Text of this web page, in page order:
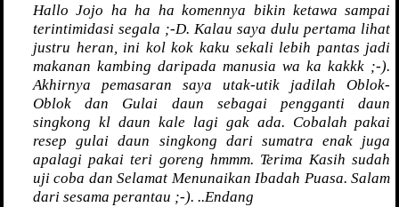
Hallo Jojo ha ha ha komennya bikin ketawa sampai
terintimidasi segala ;-D. Kalau saya dulu pertama lihat
justru heran, ini kol kok kaku sekali lebih pantas jadi
makanan kambing daripada manusia wa ka kakkk ;-).
Akhirnya pemasaran saya utak-utik jadilah Oblok-
Oblok dan Gulai daun sebagai pengganti daun
singkong kl daun kale lagi gak ada. Cobalah pakai
resep gulai daun singkong dari sumatra enak juga
apalagi pakai teri goreng hmmm. Terima Kasih sudah
uji coba dan Selamat Menunaikan Ibadah Puasa. Salam
dari sesama perantau ;-). ..Endang